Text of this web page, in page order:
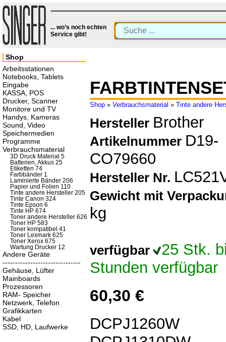
... wo’s noch echten
Service gibt!
Shop » Verbrauchsmaterial » Tinte andere
Hersteller Brother
Artikelnummer D19-
CO79660
Hersteller Nr.
Gewicht mit
kg
verfügbar
25 Stk.
Stunden verfügbar
60,30 €
DCPJ1260W
Shop
Arbeitsstationen
Notebooks, Tablets
Eingabe
KASSA, POS
Drucker, Scanner
Monitore und TV
Handys, Kameras
Sound, Video
Speichermedien
Programme
Verbrauchsmaterial
3D Druck Material 5
Batterien, Akkus 25
Etiketten 74
Farbbänder 1
Laminierte Bänder 206
Papier und Folien 110
Tinte andere Hersteller 205
Tinte Canon 324
Tinte Epson 6
Tinte HP 674
Toner andere Hersteller 626
Toner HP 583
Toner kompatibel 41
Toner Lexmark 625
Toner Xerox 675
Wartung Drucker 12
Andere Geräte
-------------------------------
Gehäuse, Lüfter
Mainboards
Prozessoren
RAM- Speicher
Netzwerk, Telefon
Grafikkarten
Kabel
SSD, HD, Laufwerke